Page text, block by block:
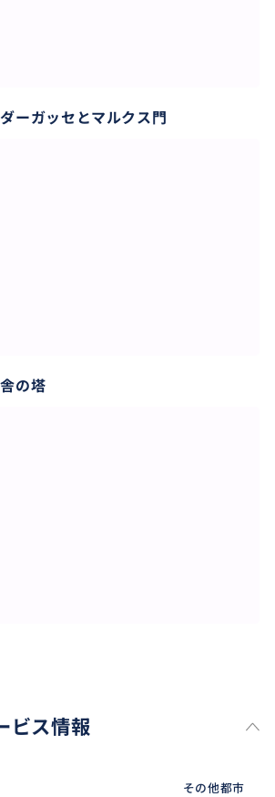
ーガッセとマルクス門
の塔
ビス情報
その他都市